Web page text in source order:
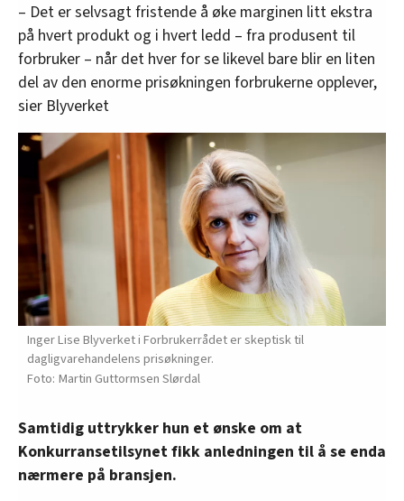
– Det er selvsagt fristende å øke marginen litt ekstra
på hvert produkt og i hvert ledd – fra produsent til
forbruker – når det hver for se likevel bare blir en liten
del av den enorme prisøkningen forbrukerne opplever,
sier Blyverket
Inger Lise Blyverket i Forbrukerrådet er skeptisk til
dagligvarehandelens prisøkninger.
Martin Guttormsen Slørdal
Samtidig uttrykker hun et ønske om at
Konkurransetilsynet fikk anledningen til å se enda
nærmere på bransjen.